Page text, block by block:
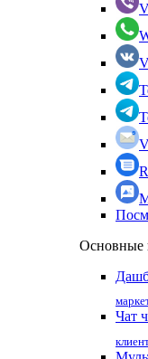
Основные
Чат